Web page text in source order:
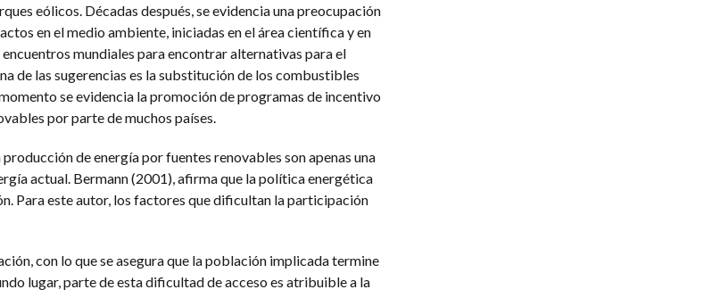
eólicos. Décadas después, se evidencia una preocupación
en el medio ambiente, iniciadas en el área científica y en
mundiales para encontrar alternativas para el
de las sugerencias es la substitución de los combustibles
se evidencia la promoción de programas de incentivo
por parte de muchos países.
de energía por fuentes renovables son apenas una
actual. Bermann (2001), afirma que la política energética
Para este autor, los factores que dificultan la participación
con lo que se asegura que la población implicada termine
lugar, parte de esta dificultad de acceso es atribuible a la